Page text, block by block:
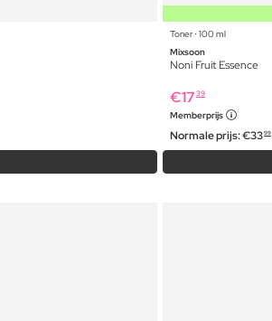
Toner ⋅ 100 ml
Mixsoon
Noni Fruit Essence
€17 39
Memberprijs
Normale prijs:€3399